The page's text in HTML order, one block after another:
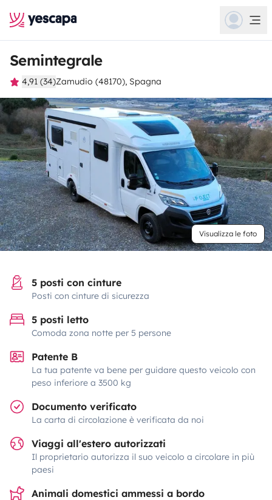
Semintegrale
4,91 (34)Zamudio (48170), Spagna
Visualizza le foto
5 posti con cinture
Posti con cinture di sicurezza
5 posti letto
Comoda zona notte per 5 persone
Patente B
La tua patente va bene per guidare questo veicolo con
peso inferiore a 3500 kg
Documento verificato
La carta di circolazione è verificata da noi
Viaggi all'estero autorizzati
Il proprietario autorizza il suo veicolo a circolare in più
paesi
Animali domestici ammessi a bordo